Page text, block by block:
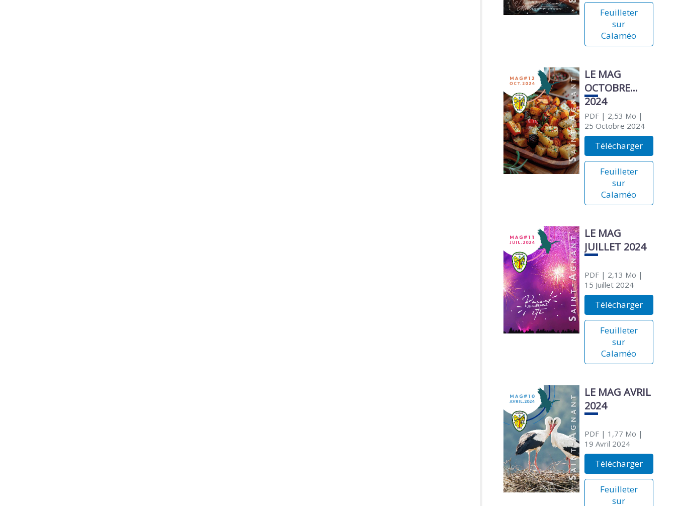
Feuilleter
sur
Calaméo
LE MAG
OCTOBRE
2024
PDF| 2,53 Mo |
25 Octobre 2024
Télécharger
Feuilleter
sur
Calaméo
LE MAG
JUILLET 2024
PDF| 2,13 Mo |
15 Juillet 2024
Télécharger
Feuilleter
sur
Calaméo
LE MAG AVRIL
2024
PDF| 1,77 Mo |
19 Avril 2024
Télécharger
Feuilleter
sur